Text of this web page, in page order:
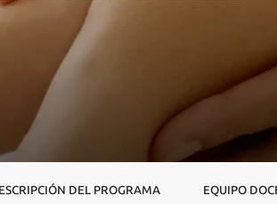
DEL PROGRAMA EQUIPO